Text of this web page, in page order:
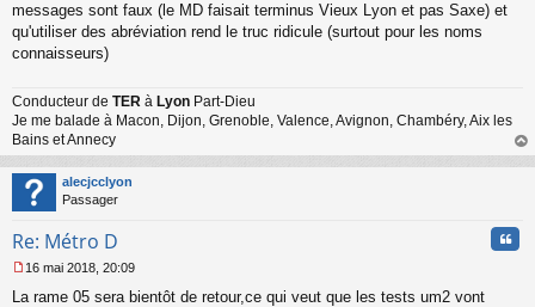
s
s
g
n
o
n
u
messages sont faux (le MD faisait terminus Vieux Lyon et pas Saxe) et
qu'utiliser des abréviation rend le truc ridicule (surtout pour les noms
connaisseurs)
Conducteur de TER à Lyon Part-Dieu
Je me balade à Macon, Dijon, Grenoble, Valence, Avignon, Chambéry, Aix les
Bains et Annecy
au
alecjcclyon
Passager
Re: Métro D
e
16 mai 2018, 20:09
La rame 05 sera bientôt de retour,ce qui veut que les tests um2 vont